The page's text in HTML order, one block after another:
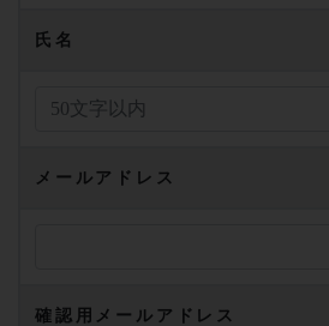
氏名
メールアドレス
確認用メールアドレス